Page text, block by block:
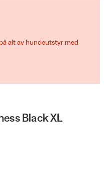
alt av hundeutstyr med
Black XL